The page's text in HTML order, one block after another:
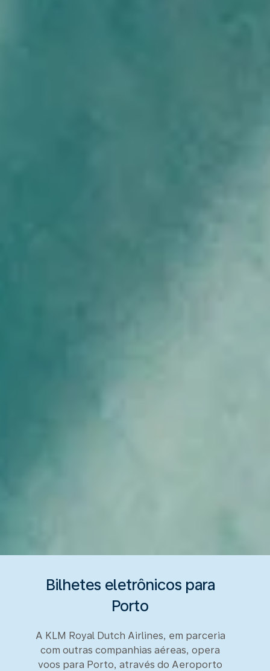
Bilhetes eletrônicos para
Porto
A KLM Royal Dutch Airlines, em parceria
com outras companhias aéreas, opera
voos para Porto, através do Aeroporto